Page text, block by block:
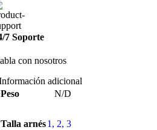
7 Soporte
con nosotros
adicional
Peso
N/D
Talla arnés1 , 2, 3